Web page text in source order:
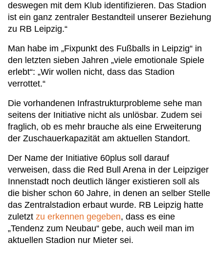
deswegen mit dem Klub identifizieren. Das Stadion
ist ein ganz zentraler Bestandteil unserer Beziehung
zu RB Leipzig.“
Man habe im „Fixpunkt des Fußballs in Leipzig“ in
den letzten sieben Jahren „viele emotionale Spiele
erlebt“: „Wir wollen nicht, dass das Stadion
verrottet.“
Die vorhandenen Infrastrukturprobleme sehe man
seitens der Initiative nicht als unlösbar. Zudem sei
fraglich, ob es mehr brauche als eine Erweiterung
der Zuschauerkapazität am aktuellen Standort.
Der Name der Initiative 60plus soll darauf
verweisen, dass die Red Bull Arena in der Leipziger
Innenstadt noch deutlich länger existieren soll als
die bisher schon 60 Jahre, in denen an selber Stelle
das Zentralstadion erbaut wurde. RB Leipzig hatte
zuletzt zu erkennen gegeben, dass es eine
„Tendenz zum Neubau“ gebe, auch weil man im
aktuellen Stadion nur Mieter sei.